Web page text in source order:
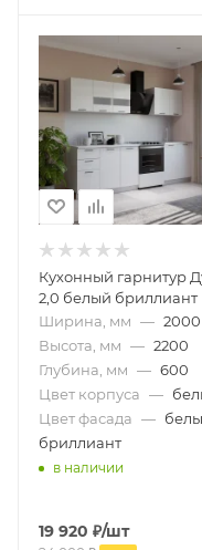
Кухонный гарнитур
2,0 белый бриллиант
Ширина, мм — 2000
Высота, мм — 2200
Глубина, мм — 600
Цвет корпуса —
Цвет фасада —
бриллиант
в наличии
19 920 ₽/шт